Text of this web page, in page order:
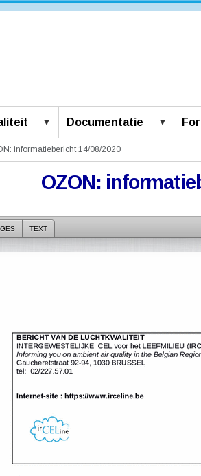
Documentatie
informatiebericht 14/08/2020
OZON:
TEXT